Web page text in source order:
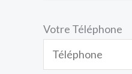
Votre Téléphone